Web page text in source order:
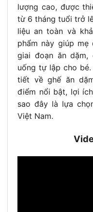
lượng cao, được
từ 6 tháng tuổi trở
liệu an toàn và
phẩm này giúp
giai đoạn ăn
uống tự lập cho
tiết về ghế ăn
điểm nổi bật, lợi
sao đây là lựa
Việt Nam.